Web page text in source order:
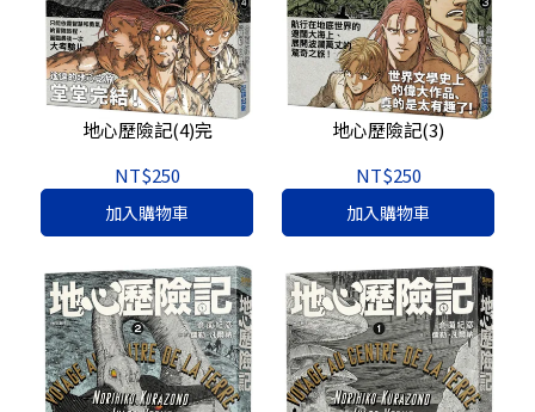
地心歷險記(4)完
NT$250
加入購物車
地心歷險記(3)
NT$250
加入購物車